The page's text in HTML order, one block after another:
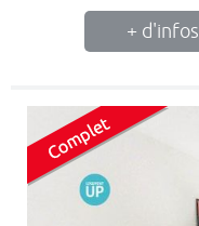
+ d'infos